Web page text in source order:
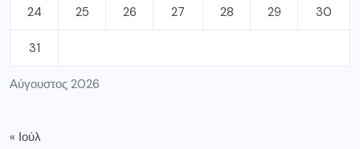
Αύγουστος 2026
24 25 26 27 28 29 30
31
« Ιούλ